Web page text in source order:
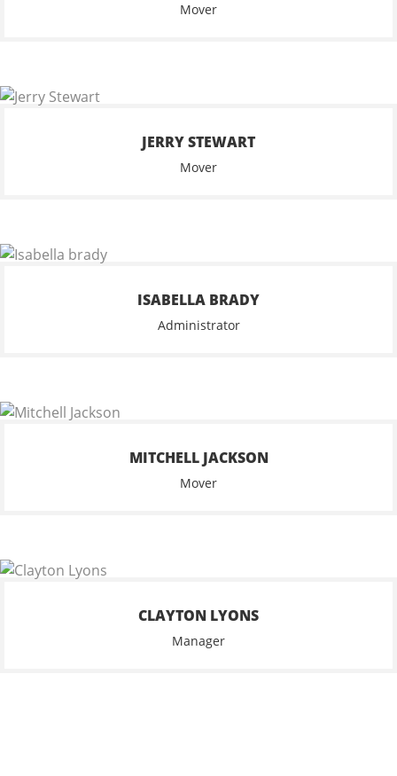
Mover
JERRY STEWART
Mover
ISABELLA BRADY
Administrator
MITCHELL JACKSON
Mover
CLAYTON LYONS
Manager